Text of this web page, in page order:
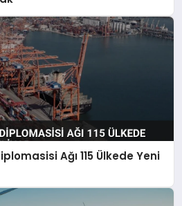
Ağı 115 Ülkede Yeni